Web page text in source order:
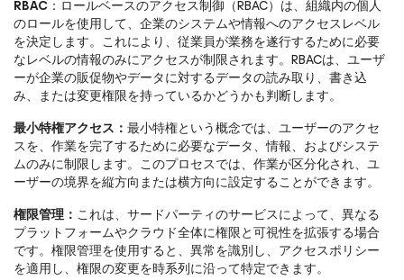
RBAC ：ロールベースのアクセス制御（RBAC）は、組織内の個人
のロールを使用して、企業のシステムや情報へのアクセスレベル
を決定します。これにより、従業員が業務を遂行するために必要
なレベルの情報のみにアクセスが制限されます。RBACは、ユーザ
ーが企業の販促物やデータに対するデータの読み取り、書き込
み、または変更権限を持っているかどうかも判断します。
最小特権アクセス： 最小特権という概念では、ユーザーのアクセ
スを、作業を完了するために必要なデータ、情報、およびシステ
ムのみに制限します。このプロセスでは、作業が区分化され、ユ
ーザーの境界を縦方向または横方向に設定することができます。
権限管理： これは、サードパーティのサービスによって、異なる
プラットフォームやクラウド全体に権限と可視性を拡張する場合
です。権限管理を使用すると、異常を識別し、アクセスポリシー
を適用し、権限の変更を時系列に沿って特定できます。